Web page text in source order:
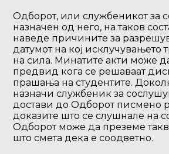
Одборот, или службеникот за
назначен од него, на таков
наведе причините за
датумот на кој исклучувањето
на сила. Минатите акти може
предвид кога се решаваат
прашања на студентите.
назначи службеник за
достави до Одборот писмено
доказите што се слушнале на
Одборот може да преземе
што смета дека е соодветно.